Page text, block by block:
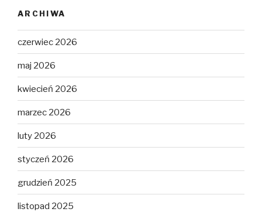
ARCHIWA
czerwiec 2026
maj 2026
kwiecień 2026
marzec 2026
luty 2026
styczeń 2026
grudzień 2025
listopad 2025